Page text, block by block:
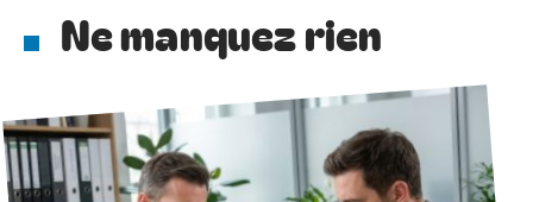
Ne manquez rien